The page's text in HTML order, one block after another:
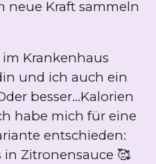
neue Kraft sammeln
Krankenhaus
und ich auch ein
besser...Kalorien
habe mich für eine
entschieden:
Zitronensauce 🥰